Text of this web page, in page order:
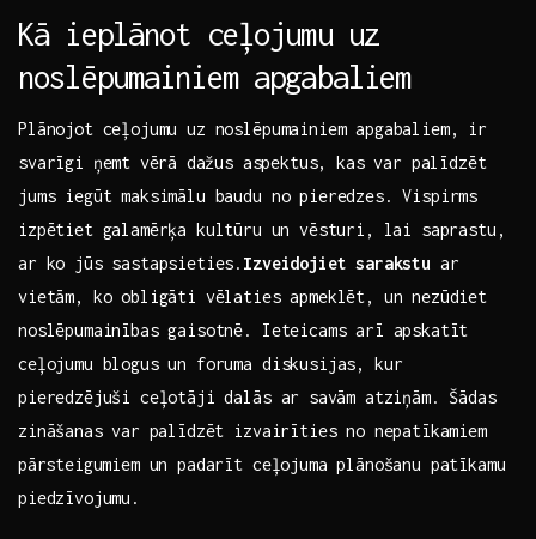
Kā ieplānot ceļojumu uz
noslēpumainiem apgabaliem
Plānojot​ ceļojumu uz noslēpumainiem apgabaliem, ir
svarīgi ņemt⁤ vērā ⁤dažus⁢ aspektus, ​kas ‍var palīdzēt
jums iegūt maksimālu baudu no pieredzes.‌ Vispirms
izpētiet galamērķa kultūru ⁢un vēsturi, lai saprastu,
ar ko jūs sastapsieties. Izveidojiet sarakstu ar
vietām, ko obligāti vēlaties apmeklēt, un nezūdiet
noslēpumainības gaisotnē.‍ Ieteicams arī apskatīt
ceļojumu blogus‌ un foruma diskusijas, kur
pieredzējuši ceļotāji dalās ar⁣ savām atziņām. Šādas
zināšanas ⁣var palīdzēt‍ izvairīties no nepatīkamiem
⁣pārsteigumiem un padarīt ceļojuma plānošanu patīkamu
piedzīvojumu.